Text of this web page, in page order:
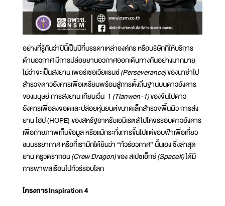
อย่างที่รู้กันว่าปีนี้เป็นปีที่บรรดาเหล่าองค์กร หรือบริษัทที่ให้บริการ
ด้านอวกาศ มีการปล่อยยานอวกาศออกเดินทางกันอย่างมากมาย
ไม่ว่าจะเป็นส่งยาน เพอร์เซอเวียแรนซ์(Perseverance)ของนาซ่าไป
สำรวจดาวอังคารเพื่อเตรียมพร้อมสู่การตั้งถิ่นฐานบนดาวอังคาร
ของมนุษย์ การส่งยาน เทียนเวิ่น-1 (Tianwen-1)ของจีนไปดาว
อังคารเพื่อลงจอดและปล่อยหุ่นยนต์ขนาดเล็กสำรวจพื้นผิว การส่ง
ยาน โฮป (HOPE) ของสหรัฐอาหรับเอมิเรตส์ไปโคจรรอบดาวอังคาร
เพื่อถ่ายภาพเก็บข้อมูล หรือแม้กระทั่งการขึ้นไปแต่ขอบฟ้าเพื่อเที่ยว
ชมบรรยากาศ หรือที่เรามักได้ยินว่า “ทัวร์อวกาศ” นั้นเอง ซึ่งล่าสุด
ยาน ครูวดรากอน(Crew Dragon)ของ สเปซเอ็กซ์(SpaceX)ได้มี
การพาพลเรือนไปทัวร์รอบโลก
โครงการInspiration 4